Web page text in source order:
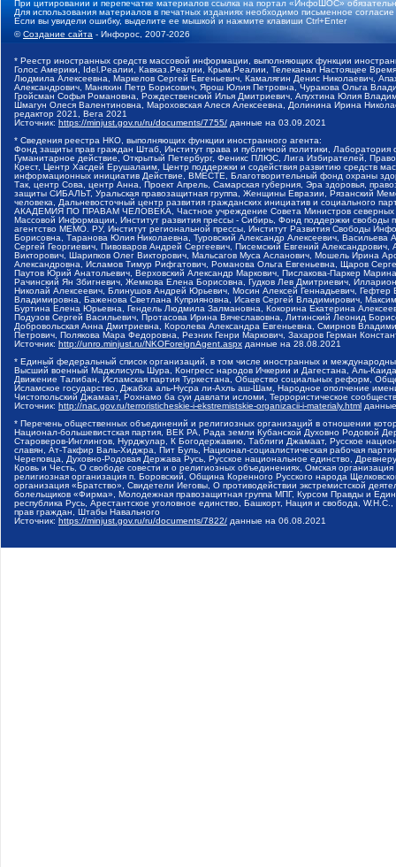
При цитировании и перепечатке материалов ссылка на портал «ИнфоШОС»
Для использования материалов в печатных изданиях необходимо письменное
Если вы увидели ошибку, выделите ее мышкой и нажмите клавиши Ctrl+Enter
©Создание сайта - Инфорос, 2007-2026
* Реестр иностранных средств массовой информации, выполняющих функции
Голос Америки, Idel.Реалии, Кавказ.Реалии, Крым.Реалии, Телеканал Настоящее
Людмила Алексеевна, Маркелов Сергей Евгеньевич, Камалягин Денис Николаевич,
Александрович, Маняхин Петр Борисович, Ярош Юлия Петровна, Чуракова Ольга
Гройсман Софья Романовна, Рождественский Илья Дмитриевич, Апухтина Юлия
Шмагун Олеся Валентиновна, Мароховская Алеся Алексеевна, Долинина Ирина
редактор 2021, Вега 2021
Источник: https://minjust.gov.ru/ru/documents/7755/ данные на 03.09.2021
* Сведения реестра НКО, выполняющих функции иностранного агента:
Фонд защиты прав граждан Штаб, Институт права и публичной политики,
Гуманитарное действие, Открытый Петербург, Феникс ПЛЮС, Лига Избирателей,
Крест, Центр Хасдей Ерушалаим, Центр поддержки и содействия развитию средств
информационных инициатив Действие, ВМЕСТЕ, Благотворительный фонд охраны
Так, центр Сова, центр Анна, Проект Апрель, Самарская губерния, Эра здоровья,
защиты СИБАЛЬТ, Уральская правозащитная группа, Женщины Евразии, Рязанский
человека, Дальневосточный центр развития гражданских инициатив и социального
АКАДЕМИЯ ПО ПРАВАМ ЧЕЛОВЕКА, Частное учреждение Совета Министров северных
Массовой Информации, Институт развития прессы - Сибирь, Фонд поддержки
агентство МЕМО. РУ, Институт региональной прессы, Институт Развития Свободы
Борисовна, Таранова Юлия Николаевна, Туровский Александр Алексеевич,
Сергей Георгиевич, Пивоваров Андрей Сергеевич, Писемский Евгений
Викторович, Шарипков Олег Викторович, Мальсагов Муса Асланович, Мошель Ирина
Александровна, Исламов Тимур Рифгатович, Романова Ольга Евгеньевна, Щаров
Паутов Юрий Анатольевич, Верховский Александр Маркович, Пислакова-Паркер
Рачинский Ян Збигневич, Жемкова Елена Борисовна, Гудков Лев Дмитриевич,
Николай Алексеевич, Блинушов Андрей Юрьевич, Мосин Алексей Геннадьевич,
Владимировна, Баженова Светлана Куприяновна, Исаев Сергей Владимирович,
Буртина Елена Юрьевна, Гендель Людмила Залмановна, Кокорина Екатерина
Подузов Сергей Васильевич, Протасова Ирина Вячеславовна, Литинский Леонид
Добровольская Анна Дмитриевна, Королева Александра Евгеньевна, Смирнов
Петрович, Полякова Мара Федоровна, Резник Генри Маркович, Захаров Герман
Источник: http://unro.minjust.ru/NKOForeignAgent.aspx данные на 28.08.2021
* Единый федеральный список организаций, в том числе иностранных и
Высший военный Маджлисуль Шура, Конгресс народов Ичкерии и Дагестана, Аль-
Движение Талибан, Исламская партия Туркестана, Общество социальных реформ,
Исламское государство, Джабха аль-Нусра ли-Ахль аш-Шам, Народное ополчение
Чистопольский Джамаат, Рохнамо ба суи давлати исломи, Террористическое
Источник: http://nac.gov.ru/terroristicheskie-i-ekstremistskie-organizacii-i-materialy.html
* Перечень общественных объединений и религиозных организаций в отношении
Национал-большевистская партия, ВЕК РА, Рада земли Кубанской Духовно Родовой
Староверов-Инглингов, Нурджулар, К Богодержавию, Таблиги Джамаат, Русское
славян, Ат-Такфир Валь-Хиджра, Пит Буль, Национал-социалистическая рабочая
Череповца, Духовно-Родовая Держава Русь, Русское национальное единство,
Кровь и Честь, О свободе совести и о религиозных объединениях, Омская
религиозная организация п. Боровский, Община Коренного Русского народа
организация «Братство», Свидетели Иеговы, О противодействии экстремистской
болельщиков «Фирма», Молодежная правозащитная группа МПГ, Курсом Правды и
республика Русь, Арестантское уголовное единство, Башкорт, Нация и свобода,
прав граждан, Штабы Навального
Источник: https://minjust.gov.ru/ru/documents/7822/ данные на 06.08.2021